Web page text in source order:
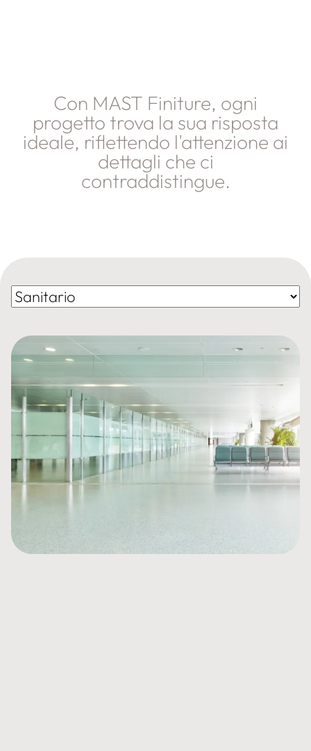
Con MAST Finiture, ogni
progetto trova la sua risposta
ideale, riflettendo l'attenzione ai
dettagli che ci
contraddistingue.